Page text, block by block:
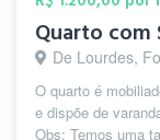
Quarto com
De Lourdes,
O quarto é
e dispõe de
Obs: Temos uma